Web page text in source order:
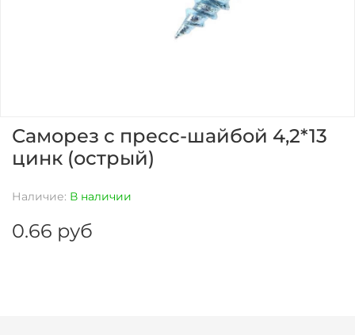
Наличие: В наличии
Саморез с пресс-шайбой 4,2*13
цинк (острый)
0.66 руб